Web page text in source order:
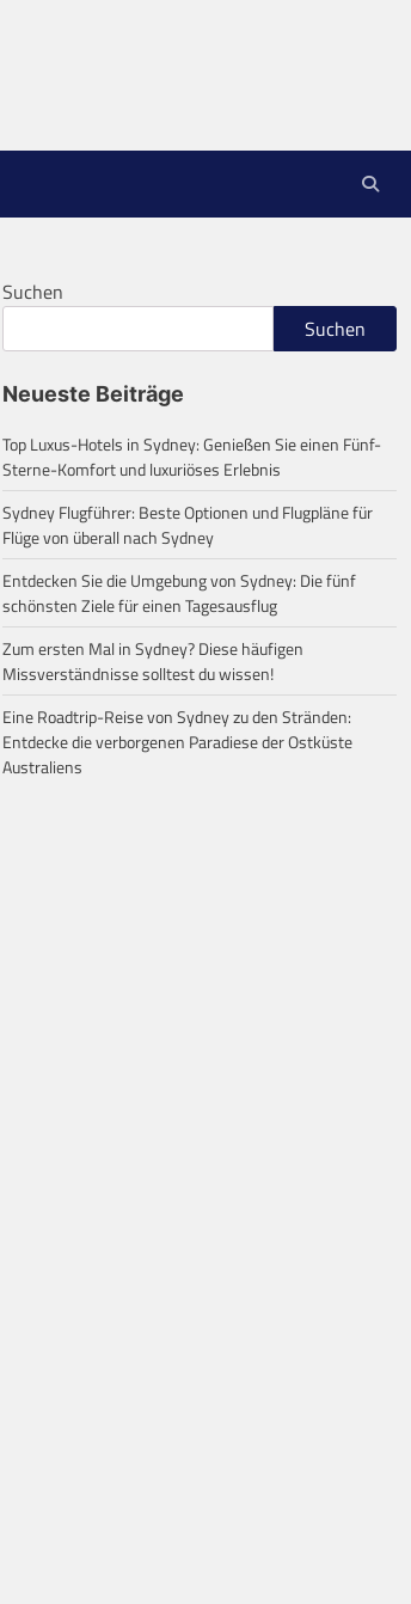
Suchen
Suchen
Neueste Beiträge
Top Luxus-Hotels in Sydney: Genießen Sie einen Fünf-
Sterne-Komfort und luxuriöses Erlebnis
Sydney Flugführer: Beste Optionen und Flugpläne für
Flüge von überall nach Sydney
Entdecken Sie die Umgebung von Sydney: Die fünf
schönsten Ziele für einen Tagesausflug
Zum ersten Mal in Sydney? Diese häufigen
Missverständnisse solltest du wissen!
Eine Roadtrip-Reise von Sydney zu den Stränden:
Entdecke die verborgenen Paradiese der Ostküste
Australiens